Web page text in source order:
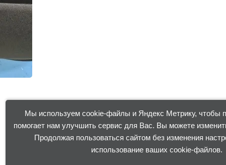
Мы используем cookie-файлы и Яндекс Метрику, чтобы
помогает нам улучшить сервис для Вас. Вы можете
Продолжая пользоваться сайтом без изменения
использование ваших cookie-файлов.